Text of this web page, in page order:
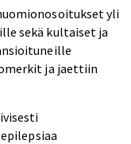
yli
sekä kultaiset ja
ja jaettiin